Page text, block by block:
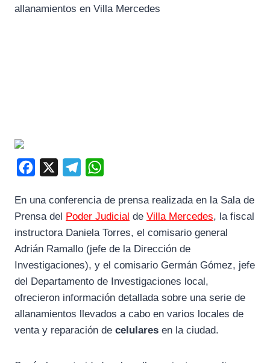
c
e
b
o
k
l
e
g
m
a
t
s
p
En una conferencia de prensa realizada en la Sala de
Prensa del Poder Judicial de Villa Mercedes, la fiscal
instructora Daniela Torres, el comisario general
Adrián Ramallo (jefe de la Dirección de
Investigaciones), y el comisario Germán Gómez, jefe
del Departamento de Investigaciones local,
ofrecieron información detallada sobre una serie de
allanamientos llevados a cabo en varios locales de
venta y reparación de celulares en la ciudad.